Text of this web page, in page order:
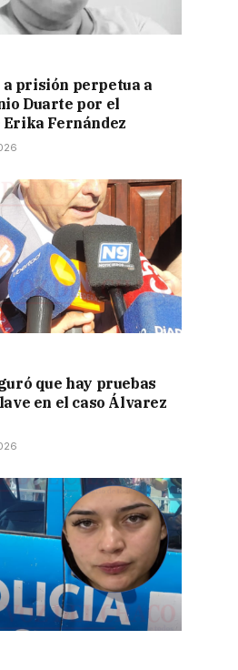
a prisión perpetua a
Duarte por el
Fernández
que hay pruebas
en el caso Álvarez